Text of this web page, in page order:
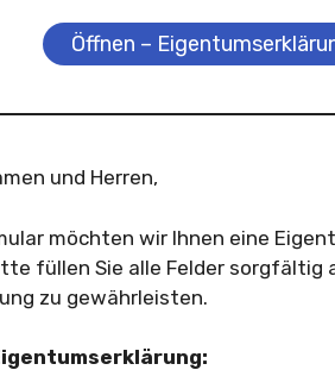
Öffnen –
und Herren,
möchten wir Ihnen eine
füllen Sie alle Felder sorgfältig
zu gewährleisten.